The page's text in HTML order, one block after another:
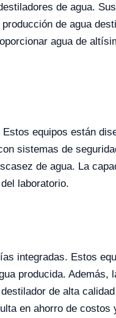
de agua.
de agua
agua de
equipos están
sistemas de
de agua. La
laboratorio​​.
integradas. Estos
producida. Además,
de alta
en ahorro de costos